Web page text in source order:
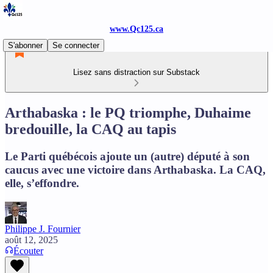
www.Qc125.ca
S'abonner
Se connecter
Lisez sans distraction sur Substack
Arthabaska : le PQ triomphe, Duhaime
bredouille, la CAQ au tapis
Le Parti québécois ajoute un (autre) député à son
caucus avec une victoire dans Arthabaska. La CAQ,
elle, s’effondre.
Philippe J. Fournier
août 12, 2025
Écouter